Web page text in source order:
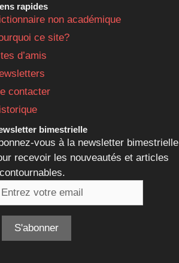
rapides
non académique
ce site?
d’amis
contacter
bimestrielle
vous à la newsletter bimestrielle
recevoir les nouveautés et articles